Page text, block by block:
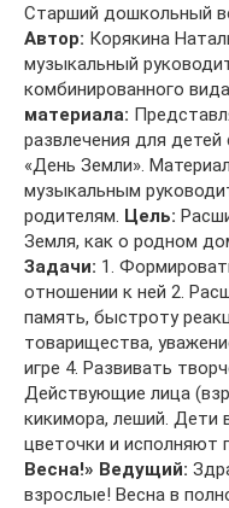
Старший дошкольный
Автор: Корякина
музыкальный
комбинированного
материала:
развлечения для
«День Земли».
музыкальным
родителям. Цель:
Земля, как о родном
Задачи: 1.
отношении к ней 2.
память, быстроту
товарищества,
игре 4. Развивать
Действующие лица
кикимора, леший. Дети
цветочки и исполняют
Весна!» Ведущий:
взрослые! Весна в